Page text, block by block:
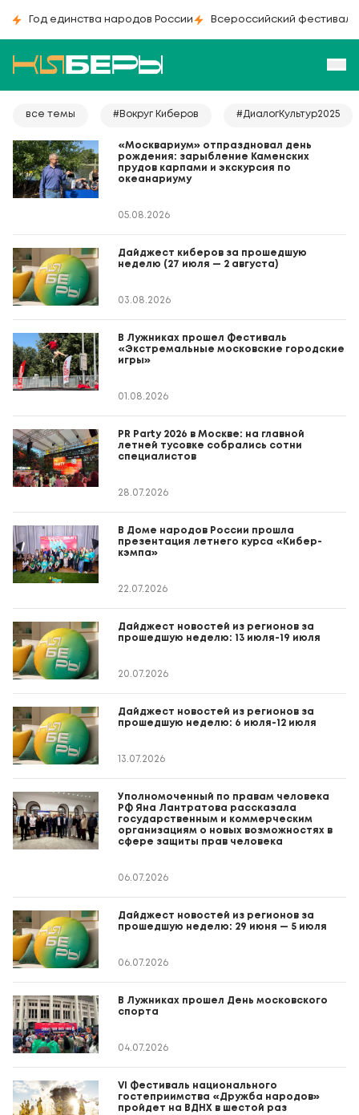
Год единства народов России Всероссийский фестиваль
все темы #Вокруг Киберов #ДиалогКультур2025
«Москвариум» отпраздновал день
рождения: зарыбление Каменских
прудов карпами и экскурсия по
океанариуму
05.08.2026
Дайджест киберов за прошедшую
неделю (27 июля — 2 августа)
03.08.2026
В Лужниках прошел Фестиваль
«Экстремальные московские городские
игры»
01.08.2026
PR Party 2026 в Москве: на главной
летней тусовке собрались сотни
специалистов
28.07.2026
В Доме народов России прошла
презентация летнего курса «Кибер-
кэмпа»
22.07.2026
Дайджест новостей из регионов за
прошедшую неделю: 13 июля-19 июля
20.07.2026
Дайджест новостей из регионов за
прошедшую неделю: 6 июля-12 июля
13.07.2026
Уполномоченный по правам человека
РФ Яна Лантратова рассказала
государственным и коммерческим
организациям о новых возможностях в
сфере защиты прав человека
06.07.2026
Дайджест новостей из регионов за
прошедшую неделю: 29 июня — 5 июля
06.07.2026
В Лужниках прошел День московского
спорта
04.07.2026
VI Фестиваль национального
гостеприимства «Дружба народов»
пройдет на ВДНХ в шестой раз